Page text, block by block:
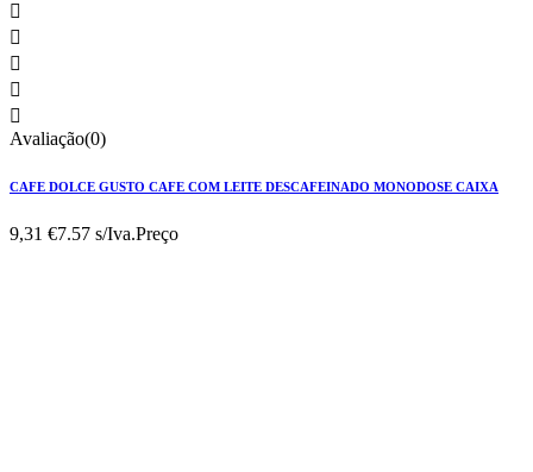





Avaliação(0)
CAFE DOLCE GUSTO CAFE COM LEITE DESCAFEINADO MONODOSE CAIXA
9,31 €7.57 s/Iva.Preço